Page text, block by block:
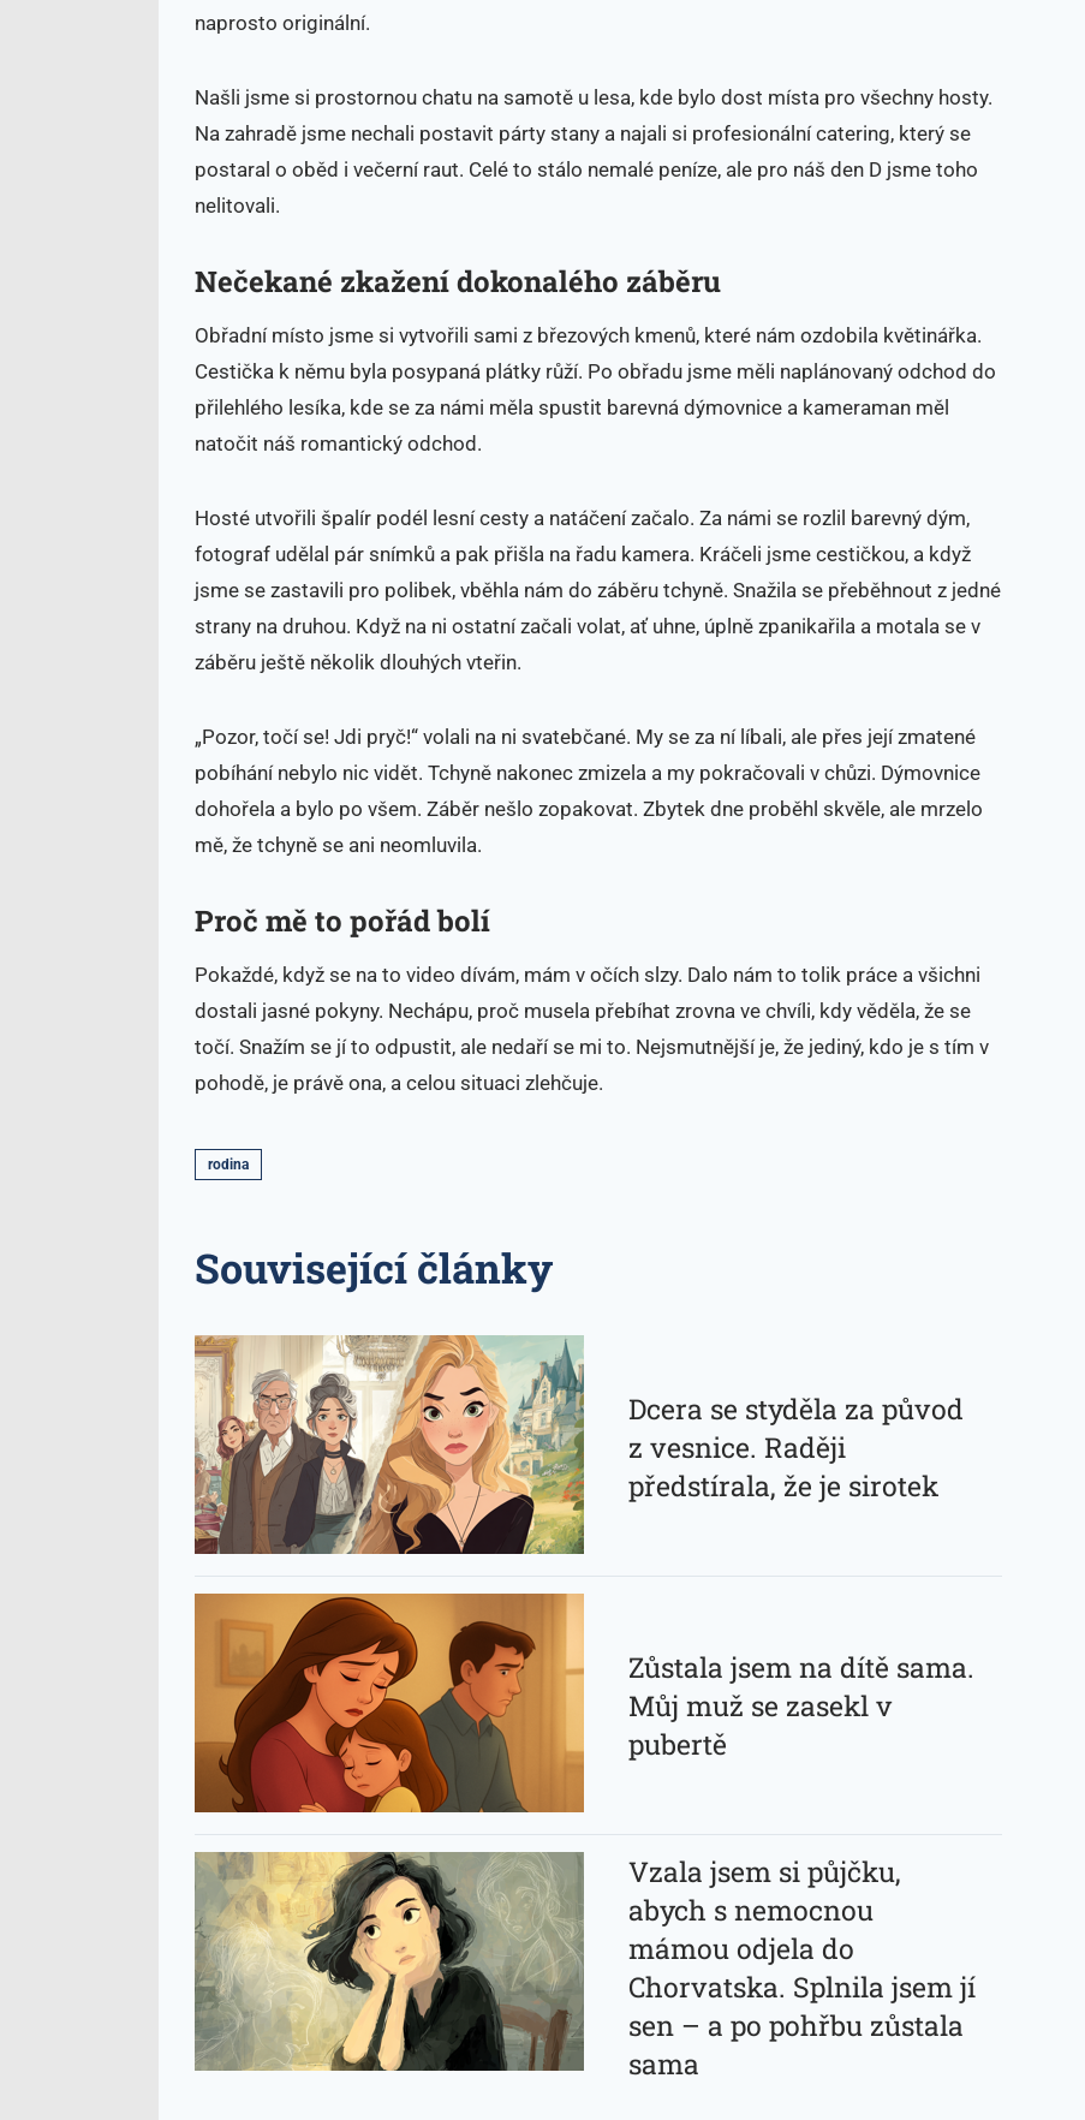
naprosto originální.
Našli jsme si prostornou chatu na samotě u lesa, kde bylo dost místa pro všechny hosty.
Na zahradě jsme nechali postavit párty stany a najali si profesionální catering, který se
postaral o oběd i večerní raut. Celé to stálo nemalé peníze, ale pro náš den D jsme toho
nelitovali.
Nečekané zkažení dokonalého záběru
Obřadní místo jsme si vytvořili sami z březových kmenů, které nám ozdobila květinářka.
Cestička k němu byla posypaná plátky růží. Po obřadu jsme měli naplánovaný odchod do
přilehlého lesíka, kde se za námi měla spustit barevná dýmovnice a kameraman měl
natočit náš romantický odchod.
Hosté utvořili špalír podél lesní cesty a natáčení začalo. Za námi se rozlil barevný dým,
fotograf udělal pár snímků a pak přišla na řadu kamera. Kráčeli jsme cestičkou, a když
jsme se zastavili pro polibek, vběhla nám do záběru tchyně. Snažila se přeběhnout z jedné
strany na druhou. Když na ni ostatní začali volat, ať uhne, úplně zpanikařila a motala se v
záběru ještě několik dlouhých vteřin.
„Pozor, točí se! Jdi pryč!“ volali na ni svatebčané. My se za ní líbali, ale přes její zmatené
pobíhání nebylo nic vidět. Tchyně nakonec zmizela a my pokračovali v chůzi. Dýmovnice
dohořela a bylo po všem. Záběr nešlo zopakovat. Zbytek dne proběhl skvěle, ale mrzelo
mě, že tchyně se ani neomluvila.
Proč mě to pořád bolí
Pokaždé, když se na to video dívám, mám v očích slzy. Dalo nám to tolik práce a všichni
dostali jasné pokyny. Nechápu, proč musela přebíhat zrovna ve chvíli, kdy věděla, že se
točí. Snažím se jí to odpustit, ale nedaří se mi to. Nejsmutnější je, že jediný, kdo je s tím v
pohodě, je právě ona, a celou situaci zlehčuje.
rodina
Související články
Dcera se styděla za původ
z vesnice. Raději
předstírala, že je sirotek
Zůstala jsem na dítě sama.
Můj muž se zasekl v
pubertě
Vzala jsem si půjčku,
abych s nemocnou
mámou odjela do
Chorvatska. Splnila jsem jí
sen – a po pohřbu zůstala
sama